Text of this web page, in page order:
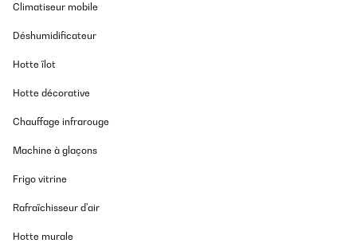
Climatiseur mobile
Déshumidificateur
Hotte îlot
Hotte décorative
Chauffage infrarouge
Machine à glaçons
Frigo vitrine
Rafraîchisseur d'air
Hotte murale